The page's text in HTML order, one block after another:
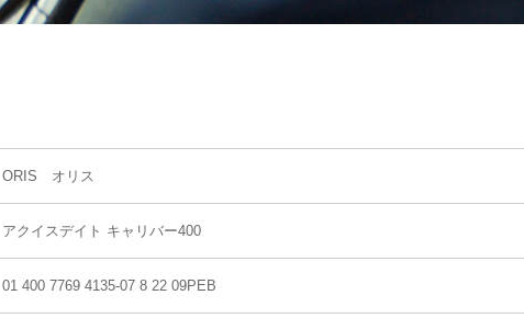
ORIS オリス
アクイスデイト キャリバー400
01 400 7769 4135-07 8 22 09PEB